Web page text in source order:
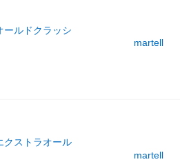
ールドクラッシ
martell
クストラオール
martell